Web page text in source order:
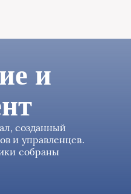
и
созданный
и управленцев.
собраны